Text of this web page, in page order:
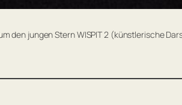
den jungen Stern WISPIT 2 (künstlerische